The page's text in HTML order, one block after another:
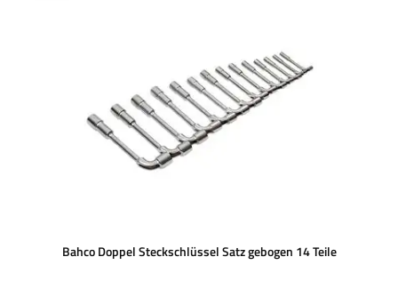
Bahco Doppel Steckschlüssel Satz gebogen 14 Teile